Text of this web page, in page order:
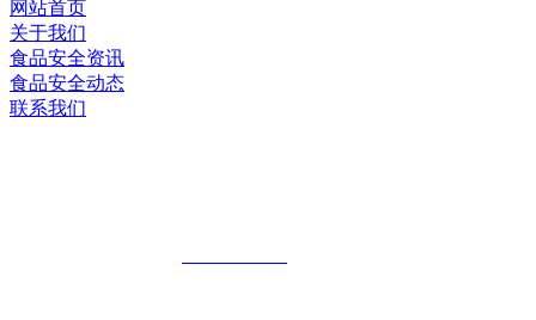
网站首页
关于我们
食品安全资讯
食品安全动态
联系我们